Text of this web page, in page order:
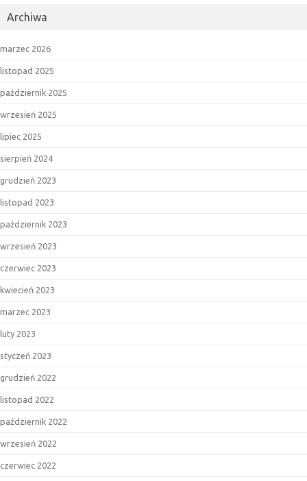
Archiwa
marzec 2026
listopad 2025
październik 2025
wrzesień 2025
lipiec 2025
sierpień 2024
grudzień 2023
listopad 2023
październik 2023
wrzesień 2023
czerwiec 2023
kwiecień 2023
marzec 2023
luty 2023
styczeń 2023
grudzień 2022
listopad 2022
październik 2022
wrzesień 2022
czerwiec 2022